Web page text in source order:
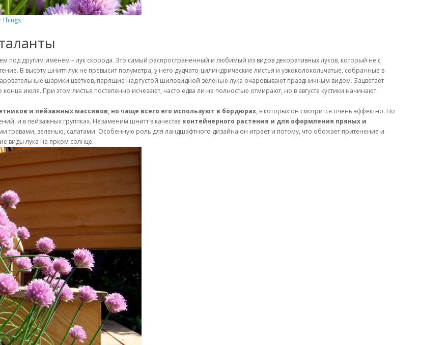
Things
под другим именем – лук скорода. Это самый распространенный и любимый из видов декоративных луков, который не с
В высоту шнитт-лук не превысит полуметра, у него дудчато-цилиндрические листья и узкоколокольчатые, собранные в
шарики цветков, парящие над густой шиловидной зеленью лука очаровывают праздничным видом. Зацветает
конца июля. При этом листья постепенно исчезают, часто едва ли не полностью отмирают, но в августе кустики начинают
и пейзажных массивов, но чаще всего его используют в бордюрах, в которых он смотрится очень эффектно. Но
и в пейзажных группках. Незаменим шнитт в качестве контейнерного растения и для оформления пряных и
травами, зеленью, салатами. Особенную роль для ландшафтного дизайна он играет и потому, что обожает притенение и
виды лука на ярком солнце.